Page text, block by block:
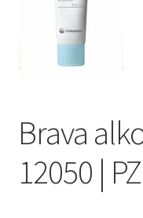
Корзина
Мой аккаунт
Оформление заказа
Подтверждение заказа
Brava
12050 |